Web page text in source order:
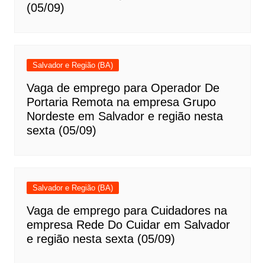
(05/09)
Salvador e Região (BA)
Vaga de emprego para Operador De
Portaria Remota na empresa Grupo
Nordeste em Salvador e região nesta
sexta (05/09)
Salvador e Região (BA)
Vaga de emprego para Cuidadores na
empresa Rede Do Cuidar em Salvador
e região nesta sexta (05/09)